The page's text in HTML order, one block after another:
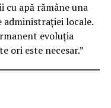
cu apă rămâne una
locale.
evoluția
ori este necesar.”